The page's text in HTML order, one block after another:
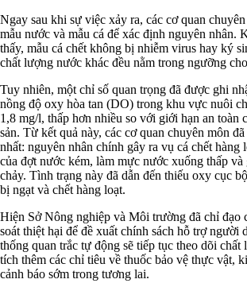
Ngay sau khi sự việc xảy ra, các cơ quan
mẫu nước và mẫu cá để xác định nguyên nhân.
thấy, mẫu cá chết không bị nhiễm virus hay ký
chất lượng nước khác đều nằm trong ngưỡng
Tuy nhiên, một chỉ số quan trọng đã được ghi
nồng độ oxy hòa tan (DO) trong khu vực nuôi
1,8 mg/l, thấp hơn nhiều so với giới hạn an toàn
sản. Từ kết quả này, các cơ quan chuyên môn
nhất: nguyên nhân chính gây ra vụ cá chết hàng
của đợt nước kém, làm mực nước xuống thấp
chảy. Tình trạng này đã dẫn đến thiếu oxy cục
bị ngạt và chết hàng loạt.
Hiện Sở Nông nghiệp và Môi trường đã chỉ đạo
soát thiệt hại để đề xuất chính sách hỗ trợ người
thống quan trắc tự động sẽ tiếp tục theo dõi chất
tích thêm các chỉ tiêu về thuốc bảo vệ thực vật,
cảnh báo sớm trong tương lai.